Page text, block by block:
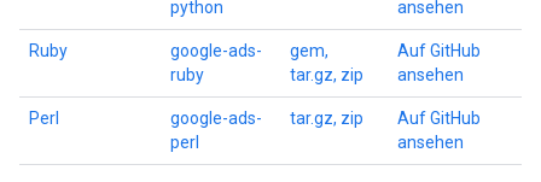
python
ansehen
Ruby
google-ads-
ruby
gem,
tar.gz, zip
Auf GitHub
ansehen
Perl
google-ads-
perl
tar.gz, zip
Auf GitHub
ansehen